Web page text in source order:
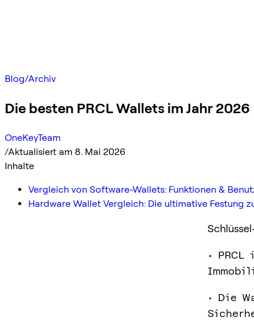
Blog/Archiv
Die besten PRCL Wallets im Jahr 2026
OneKeyTeam
/Aktualisiert am 8. Mai 2026
Inhalte
Vergleich von Software-Wallets: Funktionen &
Hardware Wallet Vergleich: Die ultimative Festung
•
• Die